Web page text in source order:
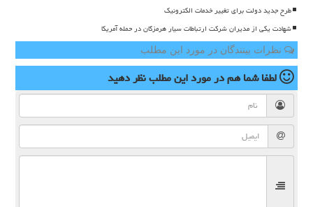
طرح جدید دولت برای تغییر خدمات الکترونیک
شهادت یکی از مدیران شرکت ارتباطات سیار هرمزگان در حمله آمریکا
نظرات بینندگان در مورد این مطلب
لطفا شما همدر مورد این مطلبنظر دهید